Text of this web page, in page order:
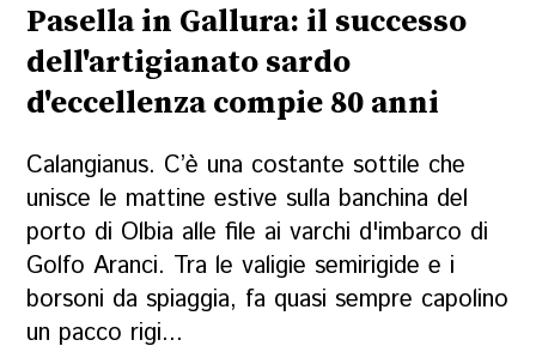
Pasella in Gallura: il successo
dell'artigianato sardo
d'eccellenza compie 80 anni
Calangianus. C’è una costante sottile che
unisce le mattine estive sulla banchina del
porto di Olbia alle file ai varchi d'imbarco di
Golfo Aranci. Tra le valigie semirigide e i
borsoni da spiaggia, fa quasi sempre capolino
un pacco rigi...